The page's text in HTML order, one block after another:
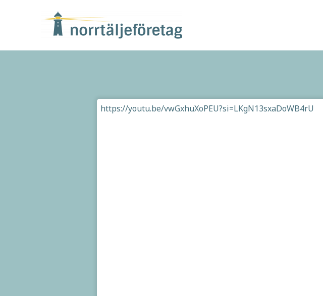
https://youtu.be/vwGxhuXoPEU?si=LKgN13sxaDoWB4rU